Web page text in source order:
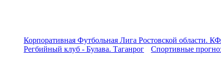
Корпоративная Футбольная Лига Ростовской области.
Регбийный клуб - Булава. Таганрог
Спортивные